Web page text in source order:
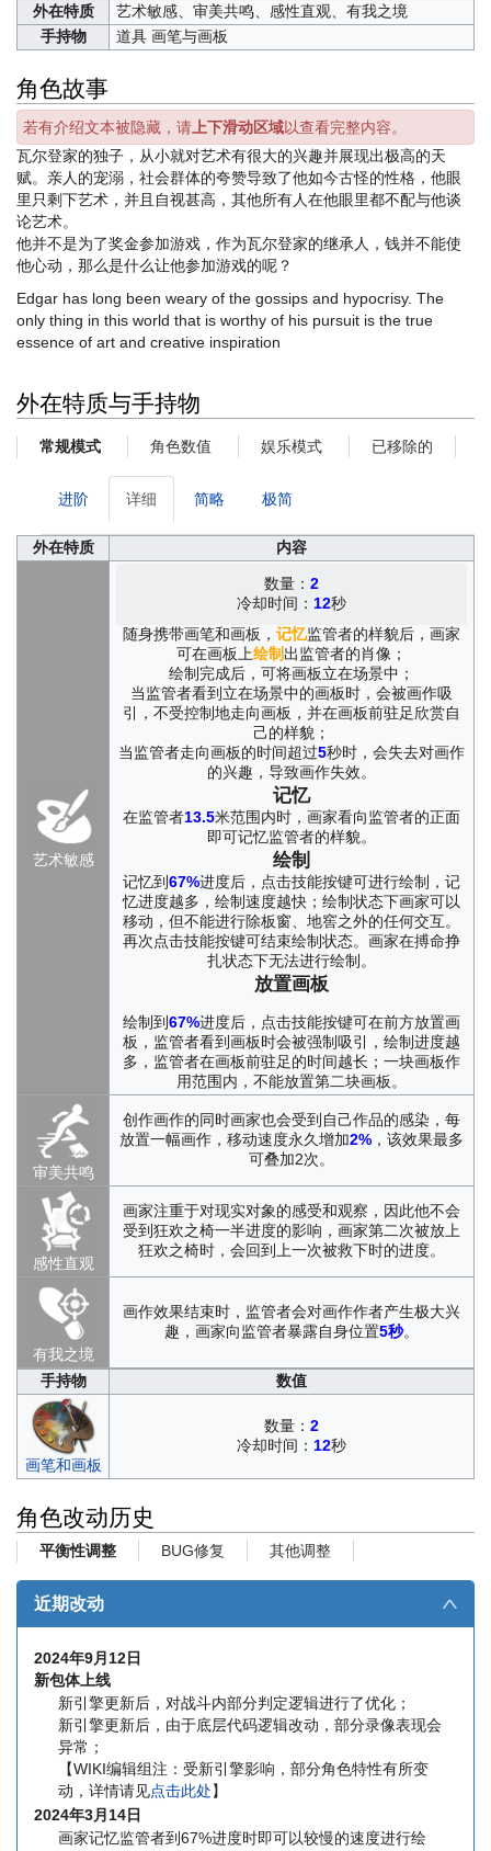
外在特质
艺术敏感、审美共鸣、感性直观、有我之境
手持物
道具 画笔与画板
角色故事
若有介绍文本被隐藏，请 上下滑动区域以查看完整内容。
瓦尔登家的独子，从小就对艺术有很大的兴趣并展现出极高的天
赋。亲人的宠溺，社会群体的夸赞导致了他如今古怪的性格，他眼
里只剩下艺术，并且自视甚高，其他所有人在他眼里都不配与他谈
论艺术。
他并不是为了奖金参加游戏，作为瓦尔登家的继承人，钱并不能使
他心动，那么是什么让他参加游戏的呢？
Edgar has long been weary of the gossips and hypocrisy. The
only thing in this world that is worthy of his pursuit is the true
essence of art and creative inspiration
外在特质与手持物
常规模式 角色数值 娱乐模式 已移除的
进阶 详细 简略 极简
外在特质 内容
艺术敏感
数量： 2
冷却时间： 12秒
随身携带画笔和画板， 记忆监管者的样貌后，画家
可在画板上绘制 出监管者的肖像；
绘制完成后，可将画板立在场景中；
当监管者看到立在场景中的画板时，会被画作吸
引，不受控制地走向画板，并在画板前驻足欣赏自
己的样貌；
当监管者走向画板的时间超过5秒时，会失去对画作
的兴趣，导致画作失效。
记忆
在监管者13.5米范围内时，画家看向监管者的正面
即可记忆监管者的样貌。
绘制
记忆到67%进度后，点击技能按键可进行绘制，记
忆进度越多，绘制速度越快；绘制状态下画家可以
移动，但不能进行除板窗、地窖之外的任何交互。
再次点击技能按键可结束绘制状态。画家在搏命挣
扎状态下无法进行绘制。
放置画板
绘制到67%进度后，点击技能按键可在前方放置画
板，监管者看到画板时会被强制吸引，绘制进度越
多，监管者在画板前驻足的时间越长；一块画板作
用范围内，不能放置第二块画板。
审美共鸣
创作画作的同时画家也会受到自己作品的感染，每
放置一幅画作，移动速度永久增加2% ，该效果最多
可叠加2次。
感性直观
画家注重于对现实对象的感受和观察，因此他不会
受到狂欢之椅一半进度的影响，画家第二次被放上
狂欢之椅时，会回到上一次被救下时的进度。
有我之境
画作效果结束时，监管者会对画作作者产生极大兴
趣，画家向监管者暴露自身位置5秒。
手持物 数值
画笔和画板
数量： 2
冷却时间： 12秒
角色改动历史
平衡性调整 BUG修复 其他调整
近期改动 ∧
2024年9月12日
新包体上线
新引擎更新后，对战斗内部分判定逻辑进行了优化；
新引擎更新后，由于底层代码逻辑改动，部分录像表现会
异常；
【WIKI编辑组注：受新引擎影响，部分角色特性有所变
动，详情请见点击此处】
2024年3月14日
画家记忆监管者到67%进度时即可以较慢的速度进行绘